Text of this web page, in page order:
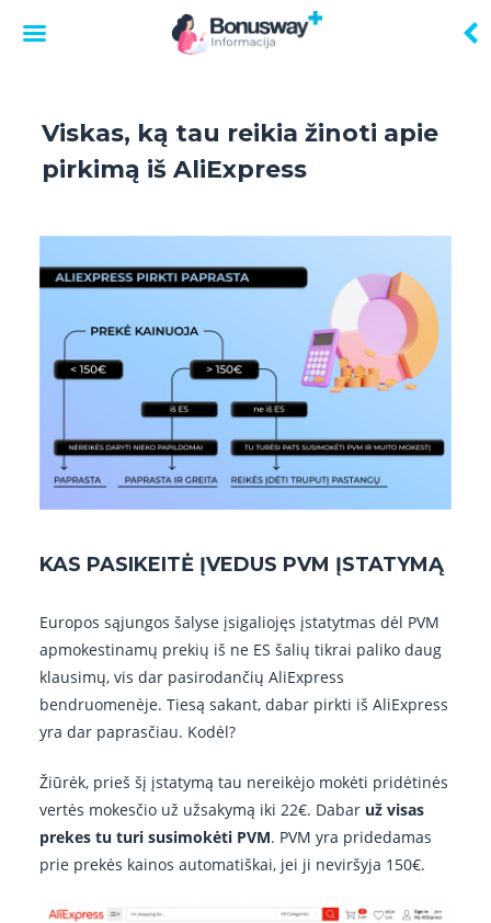
content
Viskas, ką tau reikia žinoti apie
pirkimą iš AliExpress
KAS PASIKEITĖ ĮVEDUS PVM ĮSTATYMĄ
Europos sąjungos šalyse įsigaliojęs įstatytmas dėl PVM
apmokestinamų prekių iš ne ES šalių tikrai paliko daug
klausimų, vis dar pasirodančių AliExpress
bendruomenėje. Tiesą sakant, dabar pirkti iš AliExpress
yra dar paprasčiau. Kodėl?
Žiūrėk, prieš šį įstatymą tau nereikėjo mokėti pridėtinės
vertės mokesčio už užsakymą iki 22€. Dabar už visas
prekes tu turi susimokėti PVM. PVM yra pridedamas
prie prekės kainos automatiškai, jei ji neviršyja 150€.